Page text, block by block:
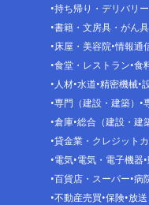
持ち帰り・デリバリー
書籍・文房具・がん具
床屋・美容院 情報通
食堂・レストラン 食
人材 水道 精密機械
専門（建設・建築）
倉庫 総合（建設・建
貸金業・クレジット
電気 電気・電子機器
百貨店・スーパー 病
不動産売買 保険 放